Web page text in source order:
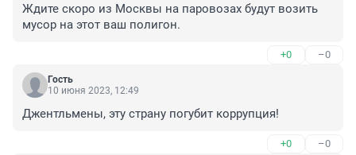
Ждите скоро из Москвы на паровозах будут возить
мусор на этот ваш полигон.
+0 –0
Гость
10 июня 2023, 12:49
Джентльмены, эту страну погубит коррупция!
+0 –0